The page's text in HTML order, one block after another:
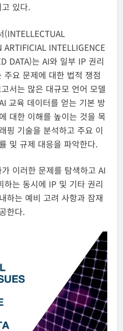
있다.
(INTELLECTUAL
ARTIFICIAL INTELLIGENCE
DATA)는 AI와 일부 IP 권리
주요 문제에 대한 법적 쟁점
서는 많은 대규모 언어 모델
교육 데이터를 얻는 기본 방
대한 이해를 높이는 것을 목
핑 기술을 분석하고 주요 이
및 규제 대응을 파악한다.
이러한 문제를 탐색하고 AI
하는 동시에 IP 및 기타 권리
하는 예비 고려 사항과 잠재
한다.